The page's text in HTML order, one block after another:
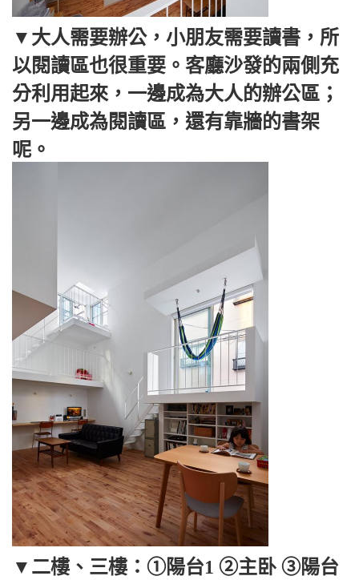
▼大人需要辦公，小朋友需要讀書，所
以閱讀區也很重要。客廳沙發的兩側充
分利用起來，一邊成為大人的辦公區；
另一邊成為閱讀區，還有靠牆的書架
呢。
▼二樓、三樓：①陽台1 ②主卧 ③陽台